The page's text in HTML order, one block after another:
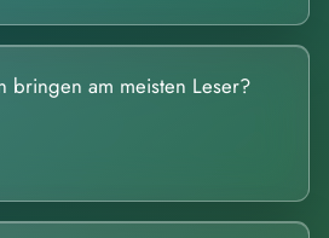
bringen am meisten Leser?